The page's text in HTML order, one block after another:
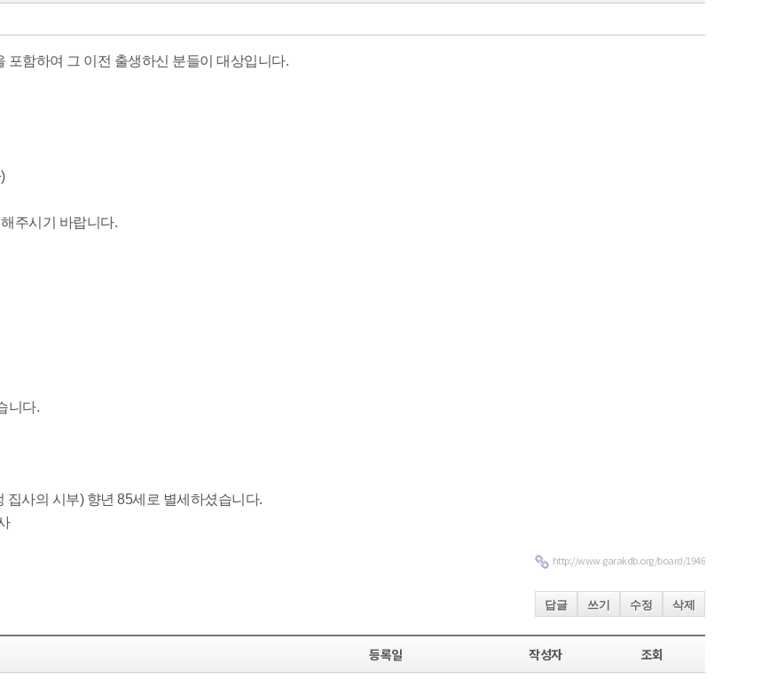
포함하여 그 이전 출생하신 분들이 대상입니다.
주시기 바랍니다.
니다.
사의 시부) 향년 85세로 별세하셨습니다.
http://www.garakdb.org/board/1946
답글 쓰기 수정 삭제
등록일 작성자 조회